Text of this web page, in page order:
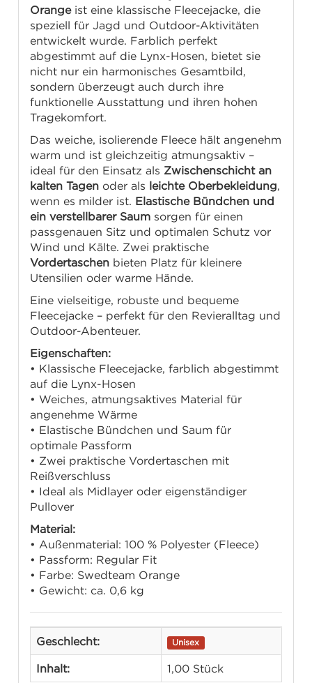
Orangeist eine klassische Fleecejacke, die
speziell für Jagd und Outdoor-Aktivitäten
entwickelt wurde. Farblich perfekt
abgestimmt auf die Lynx-Hosen, bietet sie
nicht nur ein harmonisches Gesamtbild,
sondern überzeugt auch durch ihre
funktionelle Ausstattung und ihren hohen
Tragekomfort.
Das weiche, isolierende Fleece hält angenehm
warm und ist gleichzeitig atmungsaktiv –
ideal für den Einsatz als Zwischenschicht an
kalten Tagen oder als leichte Oberbekleidung,
wenn es milder ist. Elastische Bündchen und
ein verstellbarer Saum sorgen für einen
passgenauen Sitz und optimalen Schutz vor
Wind und Kälte. Zwei praktische
Vordertaschen bieten Platz für kleinere
Utensilien oder warme Hände.
Eine vielseitige, robuste und bequeme
Fleecejacke – perfekt für den Revieralltag und
Outdoor-Abenteuer.
Eigenschaften:
• Klassische Fleecejacke, farblich abgestimmt
auf die Lynx-Hosen
• Weiches, atmungsaktives Material für
angenehme Wärme
• Elastische Bündchen und Saum für
optimale Passform
• Zwei praktische Vordertaschen mit
Reißverschluss
• Ideal als Midlayer oder eigenständiger
Pullover
Material:
• Außenmaterial: 100 % Polyester (Fleece)
• Passform: Regular Fit
• Farbe: Swedteam Orange
• Gewicht: ca. 0,6 kg
Geschlecht: Unisex
Inhalt: 1,00 Stück